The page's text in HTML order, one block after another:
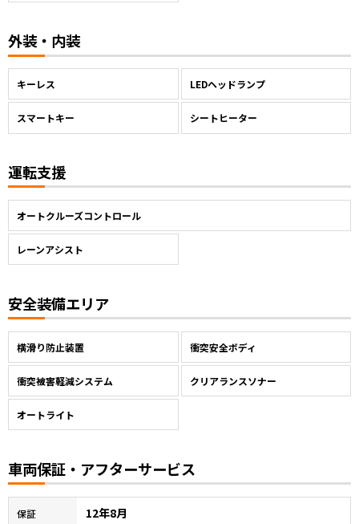
外装・内装
キーレス LEDヘッドランプ
スマートキー シートヒーター
運転支援
オートクルーズコントロール
レーンアシスト
安全装備エリア
横滑り防止装置 衝突安全ボディ
衝突被害軽減システム クリアランスソナー
オートライト
車両保証・アフターサービス
保証 12年8月